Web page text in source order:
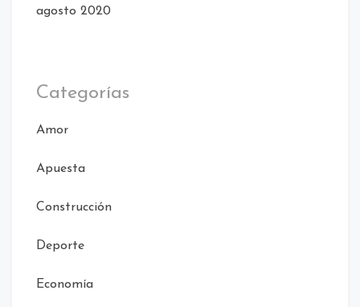
agosto 2020
Categorías
Amor
Apuesta
Construcción
Deporte
Economía